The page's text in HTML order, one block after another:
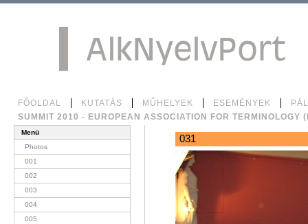
BekezdésekFŐOLDAL KUTATÁS MŰHELYEK ESEMÉNYEK
SUMMIT 2010 - EUROPEAN ASSOCIATION FOR TERMINOLOGY
Személyes
eszközök
Menü
Photos
001
002
003
004
005
031